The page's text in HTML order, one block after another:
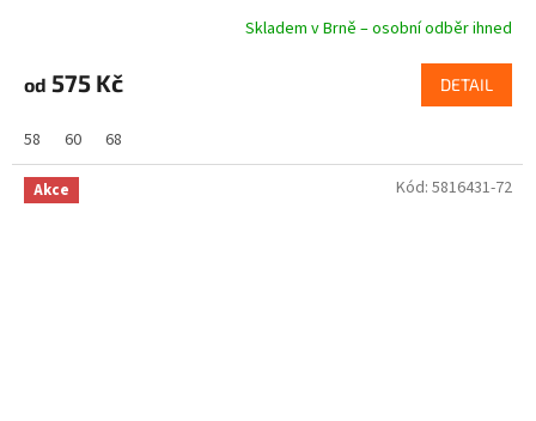
Skladem v Brně – osobní odběr ihned
od 575 Kč DETAIL
58 60 68
Akce Kód: 5816431-72